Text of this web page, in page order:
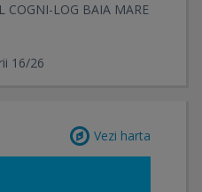
COGNI-LOG BAIA MARE
16/26
Vezi harta